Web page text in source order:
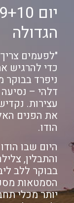
הגדולה
"לפעמים
כדי להרגיש
ניפרד בבוקר
עצירות.
את הפנים
הודו.
היום שבו
והתבלין,
בבוקר ללב
הסמטאות
יותר מכלי